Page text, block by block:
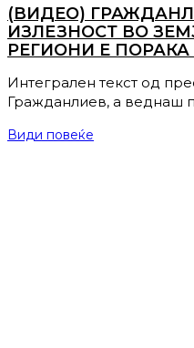
(ВИДЕО)
ИЗЛЕЗНОСТ ВО
РЕГИОНИ Е ПОРАКА
Интегрален текст од
Гражданлиев, а веднаш
Види повеќе